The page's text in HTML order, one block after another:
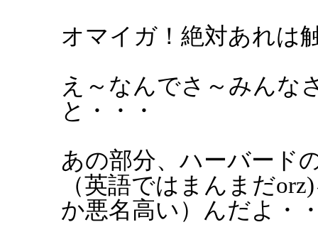
オマイガ！絶対あれは
え～なんでさ～みんな
と・・・
あの部分、ハーバード
（英語ではまんまだ
か悪名高い）んだよ・